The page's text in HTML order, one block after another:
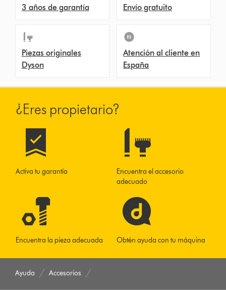
3 años de garantía Envío gratuito
Piezas originales
Dyson
Atención al cliente en
España
¿Eres propietario?
Activa tu garantía
Encuentra el accesorio
adecuado
Encuentra la pieza adecuada Obtén ayuda con tu máquina
Ayuda Accesorios